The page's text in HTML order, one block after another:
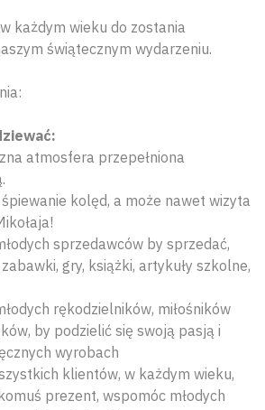
każdym wieku do zostania
świątecznym wydarzeniu.
atmosfera przepełniona
kolęd, a może nawet wizyta
sprzedawców by sprzedać,
gry, książki, artykuły szkolne,
rękodzielników, miłośników
by podzielić się swoją pasją i
wyrobach
klientów, w każdym wieku,
prezent, wspomóc młodych